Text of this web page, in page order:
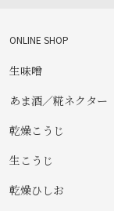
ONLINE SHOP
生味噌
あま酒／糀ネクター
乾燥こうじ
生こうじ
乾燥ひしお